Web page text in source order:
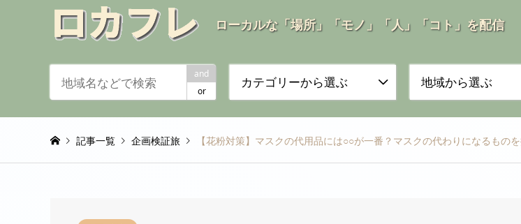
ローカルな「場所」「モノ」「人」「コト」を配信
and
or
カテゴリーから選ぶ 地域から選ぶ
記事一覧 企画検証旅 【花粉対策】マスクの代用品には○○が一番？マスクの代わりになるもの